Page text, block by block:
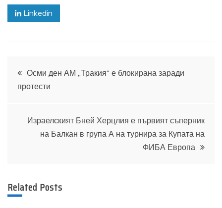
Linkedin
Навигация
Осми ден АМ „Тракия“ е блокирана заради
протести
Израелският Бней Херцлия е първият съперник
на Балкан в група А на турнира за Купата на
ФИБА Европа
Related Posts